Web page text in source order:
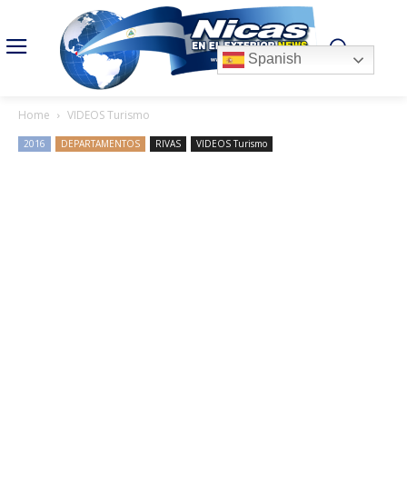
Home VIDEOS Turismo
2016 DEPARTAMENTOS RIVAS VIDEOS Turismo
Spanish